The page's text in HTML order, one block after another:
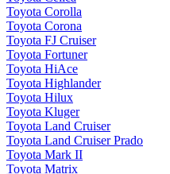
Toyota Corolla
Toyota Corona
Toyota FJ Cruiser
Toyota Fortuner
Toyota HiAce
Toyota Highlander
Toyota Hilux
Toyota Kluger
Toyota Land Cruiser
Toyota Land Cruiser Prado
Toyota Mark II
Toyota Matrix